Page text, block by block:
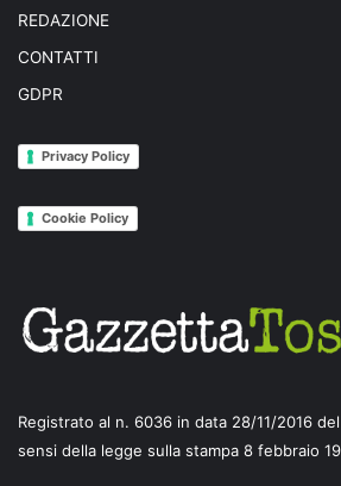
REDAZIONE
CONTATTI
GDPR
Privacy Policy
Cookie Policy
Registrato al n. 6036 in data 28/11/2016
sensi della legge sulla stampa 8 febbraio